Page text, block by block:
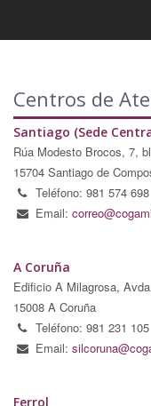
Centros de
Santiago (Sede
Rúa Modesto Brocos, 7,
15704 Santiago de
Teléfono: 981 574 698
Email:
A Coruña
Edificio A Milagrosa,
15008 A Coruña
Teléfono: 981 231 105
Email:
Ferrol